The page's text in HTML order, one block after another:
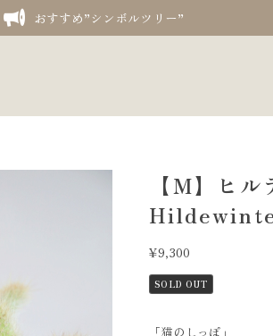
おすすめ”シンボルツリー”
【M】ヒ
¥9,300
SOLD OUT
「猫のしっぽ」